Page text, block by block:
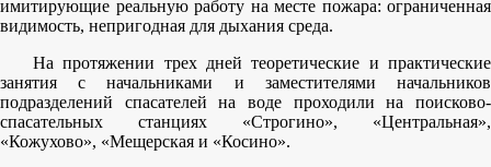
имитирующие реальную работу на месте пожара: ограниченная
видимость, непригодная для дыхания среда.
На протяжении трех дней теоретические и практические
занятия с начальниками и заместителями начальников
подразделений спасателей на воде проходили на поисково-
спасательных станциях «Строгино», «Центральная»,
«Кожухово», «Мещерская и «Косино».